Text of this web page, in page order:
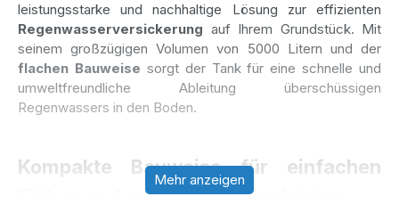
leistungsstarke und nachhaltige Lösung zur effizienten
Regenwasserversickerung auf Ihrem Grundstück. Mit
seinem großzügigen Volumen von 5000 Litern und der
flachen Bauweise sorgt der Tank für eine schnelle und
umweltfreundliche Ableitung überschüssigen
Regenwassers in den Boden.
Kompakte Bauweise für einfachen
Einbau und maximale Sickerleistung
Mehr anzeigen